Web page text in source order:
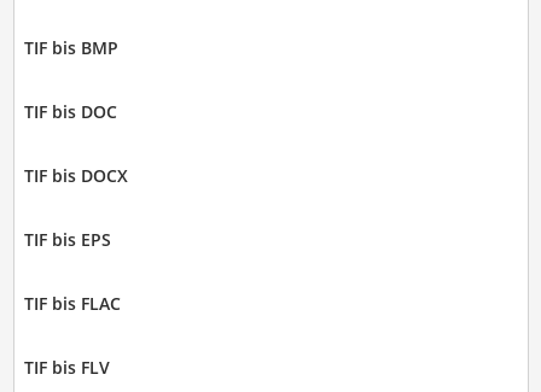
TIF bis BMP
TIF bis DOC
TIF bis DOCX
TIF bis EPS
TIF bis FLAC
TIF bis FLV